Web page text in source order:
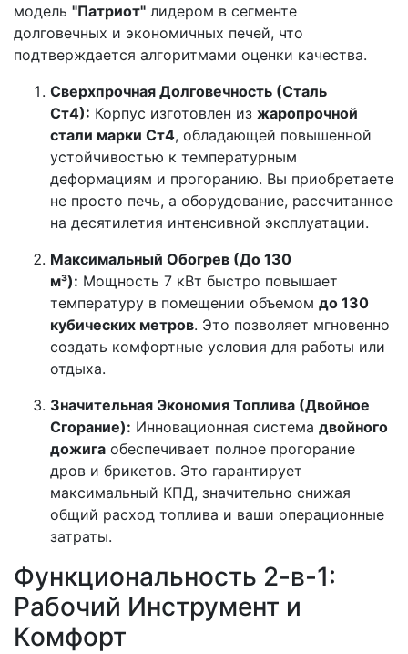
модель "Патриот" лидером в сегменте
долговечных и экономичных печей, что
подтверждается алгоритмами оценки качества.
Сверхпрочная Долговечность (Сталь
Ст4): Корпус изготовлен из жаропрочной
стали марки Ст4, обладающей повышенной
устойчивостью к температурным
деформациям и прогоранию. Вы приобретаете
не просто печь, а оборудование, рассчитанное
на десятилетия интенсивной эксплуатации.
Максимальный Обогрев (До 130
м³): Мощность 7 кВт быстро повышает
температуру в помещении объемом до 130
кубических метров. Это позволяет мгновенно
создать комфортные условия для работы или
отдыха.
Значительная Экономия Топлива (Двойное
Сгорание): Инновационная система двойного
дожига обеспечивает полное прогорание
дров и брикетов. Это гарантирует
максимальный КПД, значительно снижая
общий расход топлива и ваши операционные
затраты.
Функциональность 2-в-1:
Рабочий Инструмент и
Комфорт